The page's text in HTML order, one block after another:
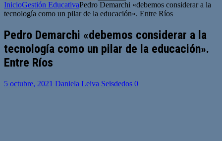
InicioGestión EducativaPedro Demarchi «debemos considerar a la
tecnología como un pilar de la educación». Entre Ríos
Pedro Demarchi «debemos considerar a la
tecnología como un pilar de la educación».
Entre Ríos
5 octubre, 2021 Daniela Leiva Seisdedos 0